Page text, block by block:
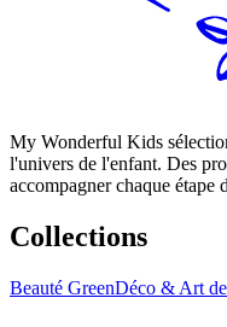
My Wonderful Kids
l'univers de l'enfant. Des
accompagner chaque étape
Collections
Beauté GreenDéco & Art